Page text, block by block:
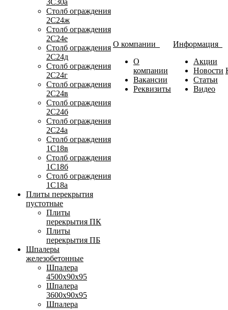
3С30а
Столб ограждения
2С24ж
Столб ограждения
2С24е
Столб ограждения
2С24д
Столб ограждения
2С24г
Столб ограждения
2С24в
Столб ограждения
2С24б
Столб ограждения
2С24а
Столб ограждения
1С18в
Столб ограждения
1С18б
Столб ограждения
1С18а
Плиты перекрытия
пустотные
Плиты
перекрытия ПК
Плиты
перекрытия ПБ
Шпалеры
железобетонные
Шпалера
4500х90х95
Шпалера
3600х90х95
Шпалера
О компании
О
компании
Вакансии
Реквизиты
Информация
Акции
Новости
Статьи
Видео